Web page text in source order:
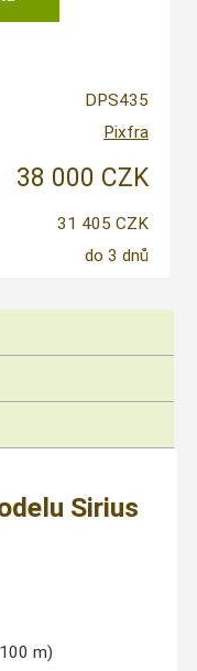
DPS435
Pixfra
38 000 CZK
31 405 CZK
do 3 dnů
Sirius
m)